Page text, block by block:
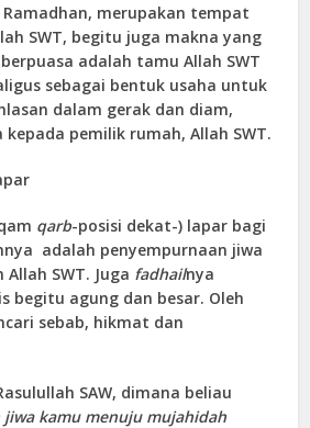
merupakan tempat
SWT, begitu juga makna yang
adalah tamu Allah SWT
sebagai bentuk usaha untuk
dalam gerak dan diam,
pemilik rumah, Allah SWT.
qarb-posisi dekat-) lapar bagi
adalah penyempurnaan jiwa
SWT. Juga fadhailnya
begitu agung dan besar. Oleh
sebab, hikmat dan
SAW, dimana beliau
jiwa kamu menuju mujahidah